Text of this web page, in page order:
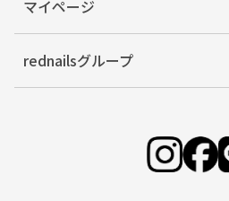
マイページ
rednailsグループ